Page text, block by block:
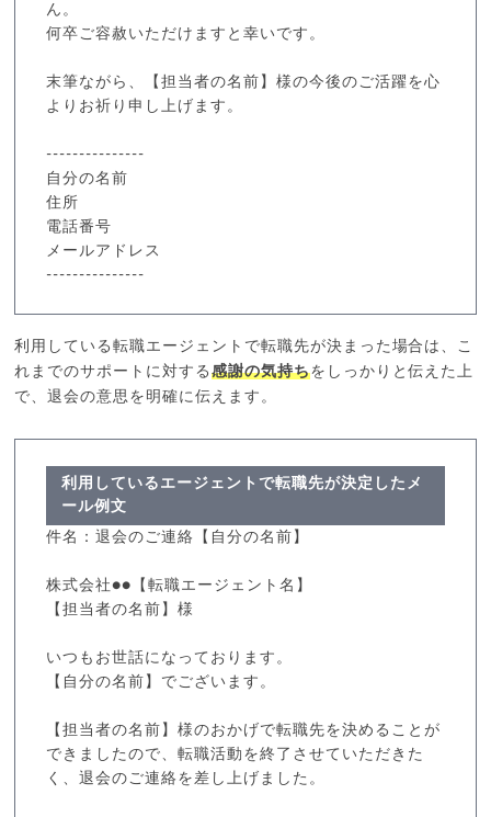
ん。
何卒ご容赦いただけますと幸いです。
末筆ながら、【担当者の名前】様の今後のご活躍を心
よりお祈り申し上げます。
---------------
自分の名前
住所
電話番号
メールアドレス
---------------
利用している転職エージェントで転職先が決まった場合は、こ
れまでのサポートに対する 感謝の気持ちをしっかりと伝えた上
で、退会の意思を明確に伝えます。
利用しているエージェントで転職先が決定したメ
ール例文
件名：退会のご連絡【自分の名前】
株式会社●●【転職エージェント名】
【担当者の名前】様
いつもお世話になっております。
【自分の名前】でございます。
【担当者の名前】様のおかげで転職先を決めることが
できましたので、転職活動を終了させていただきた
く、退会のご連絡を差し上げました。